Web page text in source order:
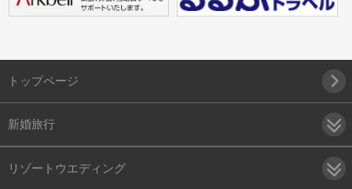
トップページ
新婚旅行
リゾートウエディング